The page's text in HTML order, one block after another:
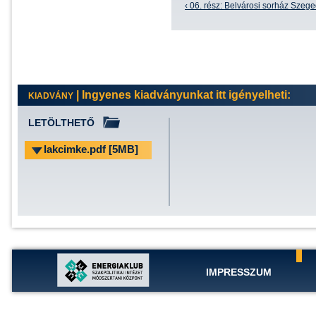
‹ 06. rész: Belvárosi sorház
KIADVÁNY | Ingyenes kiadványunkat itt igényelheti:
LETÖLTHETŐ
lakcimke.pdf [5MB]
IMPRESSZUM